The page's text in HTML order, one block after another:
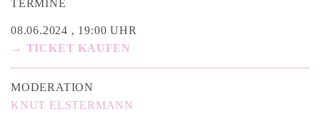
TERMINE
08.06.2024 , 19:00 UHR
→ TICKET KAUFEN
MODERATION
KNUT ELSTERMANN